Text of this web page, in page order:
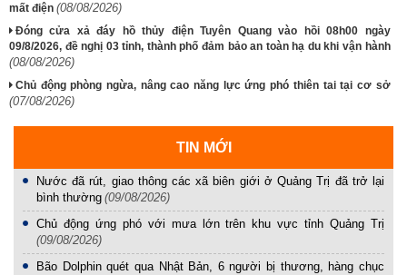
mất điện (08/08/2026)
Đóng cửa xả đáy hồ thủy điện Tuyên Quang vào hồi 08h00 ngày
09/8/2026, đề nghị 03 tỉnh, thành phố đảm bảo an toàn hạ du khi vận hành
(08/08/2026)
Chủ động phòng ngừa, nâng cao năng lực ứng phó thiên tai tại cơ sở
(07/08/2026)
TIN MỚI
Nước đã rút, giao thông các xã biên giới ở Quảng Trị đã trở lại
bình thường (09/08/2026)
Chủ động ứng phó với mưa lớn trên khu vực tỉnh Quảng Trị
(09/08/2026)
Bão Dolphin quét qua Nhật Bản, 6 người bị thương, hàng chục